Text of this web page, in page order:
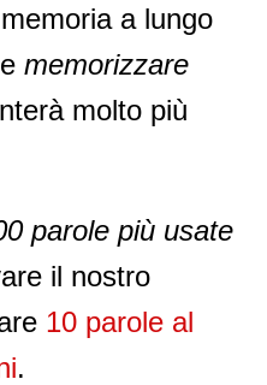
a lungo
memorizzare
molto più
parole più usate
il nostro
10 parole al
.